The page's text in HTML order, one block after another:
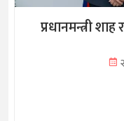
प्रधानमन्त्री